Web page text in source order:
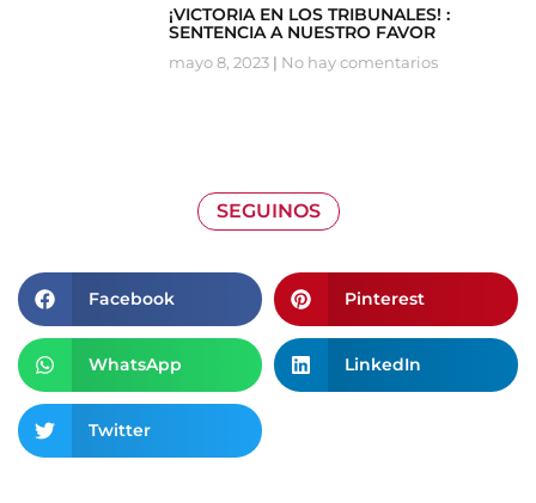
¡VICTORIA EN LOS TRIBUNALES! :
SENTENCIA A NUESTRO FAVOR
mayo 8, 2023 No hay comentarios
SEGUINOS
Facebook Pinterest
WhatsApp LinkedIn
Twitter